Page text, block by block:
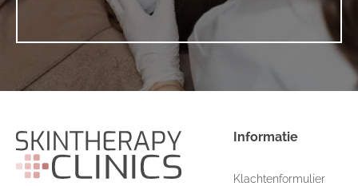
Informatie
Klachtenformulier